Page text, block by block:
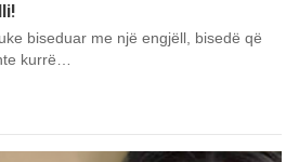
biseduar me një engjëll, bisedë që
kurrë…